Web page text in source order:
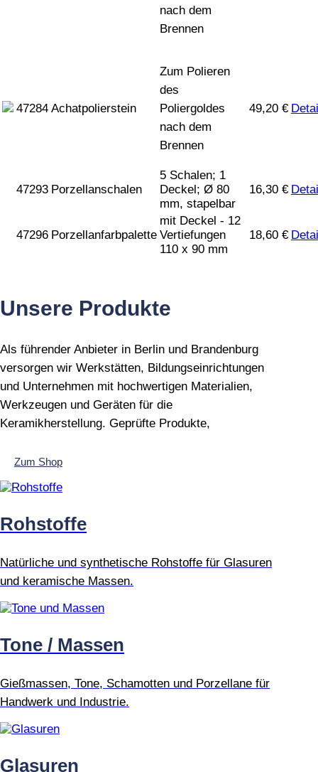
nach dem
Brennen
47284 Achatpolierstein
Zum Polieren
des
Poliergoldes
nach dem
Brennen
49,20 €
47293 Porzellanschalen
5 Schalen; 1
Deckel; Ø 80
mm, stapelbar
16,30 €
47296 Porzellanfarbpalette
mit Deckel - 12
Vertiefungen
110 x 90 mm
18,60 €
Unsere Produkte
Als führender Anbieter in Berlin und Brandenburg
versorgen wir Werkstätten, Bildungseinrichtungen
und Unternehmen mit hochwertigen Materialien,
Werkzeugen und Geräten für die
Keramikherstellung. Geprüfte Produkte,
Zum Shop
Rohstoffe
Natürliche und synthetische Rohstoffe für Glasuren
und keramische Massen.
Tone / Massen
Gießmassen, Tone, Schamotten und Porzellane für
Handwerk und Industrie.
Glasuren